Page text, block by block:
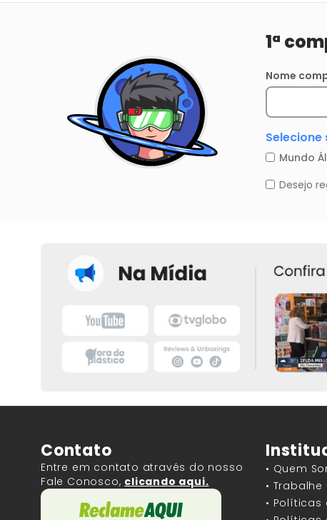
Contato
Entre em contato através do nosso
Fale Conosco, clicando aqui.
• Quem
•
• Políticas